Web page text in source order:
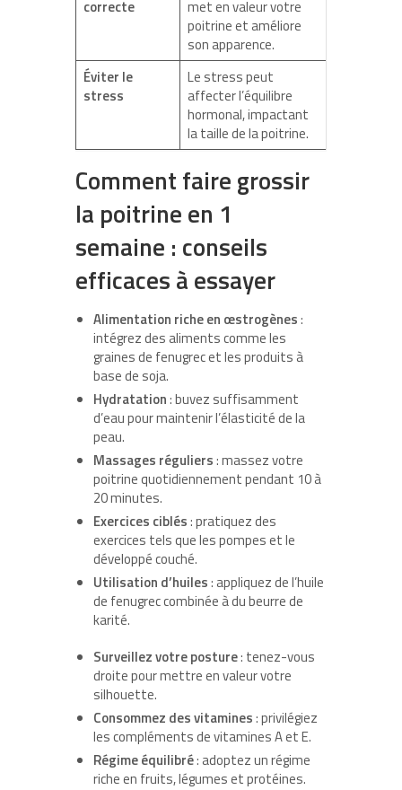
correcte
met en valeur votre
poitrine et améliore
son apparence.
Éviter le
stress
Le stress peut
affecter l’équilibre
hormonal, impactant
la taille de la poitrine.
Comment faire grossir
la poitrine en 1
semaine : conseils
efficaces à essayer
Alimentation riche en œstrogènes:
intégrez des aliments comme les
graines de fenugrec et les produits à
base de soja.
Hydratation: buvez suffisamment
d’eau pour maintenir l’élasticité de la
peau.
Massages réguliers: massez votre
poitrine quotidiennement pendant 10 à
20 minutes.
Exercices ciblés: pratiquez des
exercices tels que les pompes et le
développé couché.
Utilisation d’huiles: appliquez de l’huile
de fenugrec combinée à du beurre de
karité.
Surveillez votre posture: tenez-vous
droite pour mettre en valeur votre
silhouette.
Consommez des vitamines: privilégiez
les compléments de vitamines A et E.
Régime équilibré: adoptez un régime
riche en fruits, légumes et protéines.